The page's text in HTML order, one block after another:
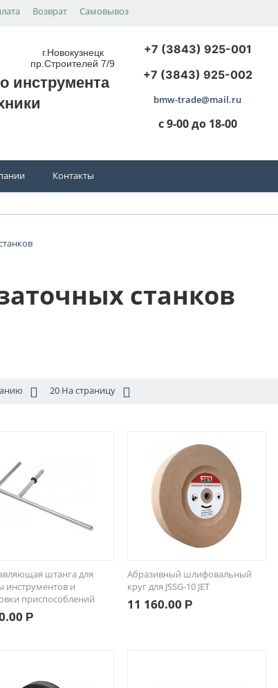
Возврат Самовывоз
г.Новокузнецк
пр.Строителей 7/9
инструмента
+7 (3843) 925-001
+7 (3843) 925-002
bmw-trade@mail.ru
с 9-00 до 18-00
Контакты
станков
20 На страницу
штанга для
инструментов и
приспособлений
Р
Абразивный шлифовальный
круг для JSSG-10 JET
11 160.00 Р